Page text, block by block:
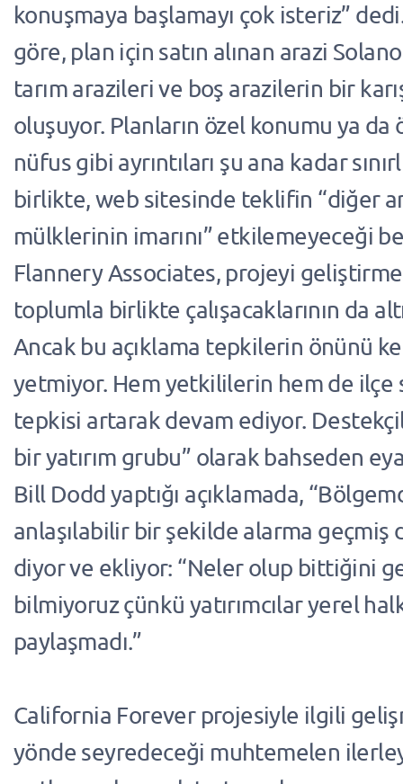
konuşmaya başlamayı çok isteriz”
göre, plan için satın alınan arazi
tarım arazileri ve boş arazilerin bir
oluşuyor. Planların özel konumu ya da
nüfus gibi ayrıntıları şu ana kadar
birlikte, web sitesinde teklifin “diğer
mülklerinin imarını” etkilemeyeceği
Flannery Associates, projeyi
toplumla birlikte çalışacaklarının da
Ancak bu açıklama tepkilerin önünü
yetmiyor. Hem yetkililerin hem de ilçe
tepkisi artarak devam ediyor.
bir yatırım grubu” olarak bahseden
Bill Dodd yaptığı açıklamada,
anlaşılabilir bir şekilde alarma geçmiş
diyor ve ekliyor: “Neler olup bittiğini
bilmiyoruz çünkü yatırımcılar yerel
paylaşmadı.”
California Forever projesiyle ilgili
yönde seyredeceği muhtemelen